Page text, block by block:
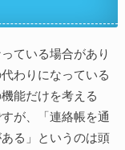
ている場合があり
わりになっている
能だけを考える
が、「連絡帳を通
る」というのは頭